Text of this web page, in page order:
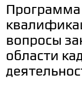
вопросы
области